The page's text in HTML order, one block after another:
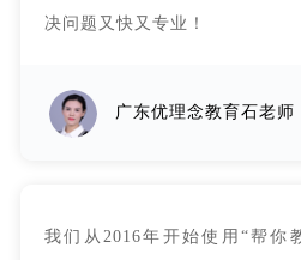
决问题又快又专业！
广东优理念教育石老师
我们从2016年开始使用“帮你